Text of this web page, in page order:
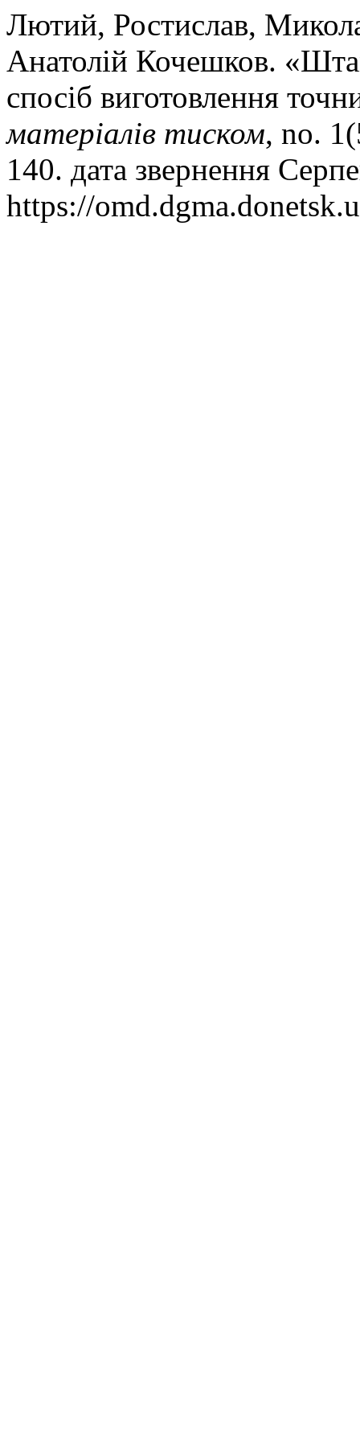
Лютий, Ростислав,
Анатолій Кочешков.
спосіб виготовлення
матеріалів тиском, no.
140. дата звернення
https://